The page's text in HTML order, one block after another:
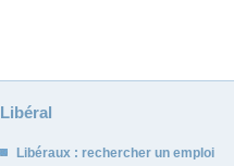
Libéral
Libéraux : rechercher un emploi